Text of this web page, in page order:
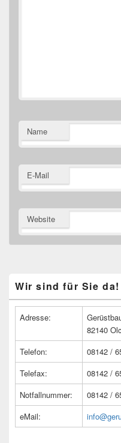
Name
E-Mail
Website
Seitenleisten
Widget-
Wir sind für Sie da!
Adresse:
82140
Telefon:
08142 /
Telefax:
08142 /
Notfallnummer:
08142 /
eMail: